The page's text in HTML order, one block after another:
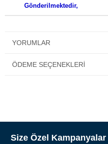
Gönderilmektedir,
YORUMLAR
ÖDEME SEÇENEKLERI
Size Özel Kampanyalar